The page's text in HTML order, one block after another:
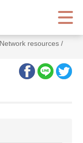
Network resources /